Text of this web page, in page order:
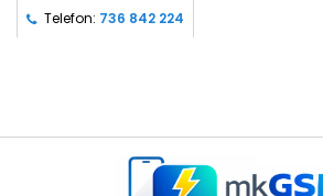
Telefon: 736 842 224